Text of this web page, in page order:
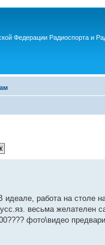
Федерации Радиоспорта и
работа на столе
весьма желателен
фото\видео